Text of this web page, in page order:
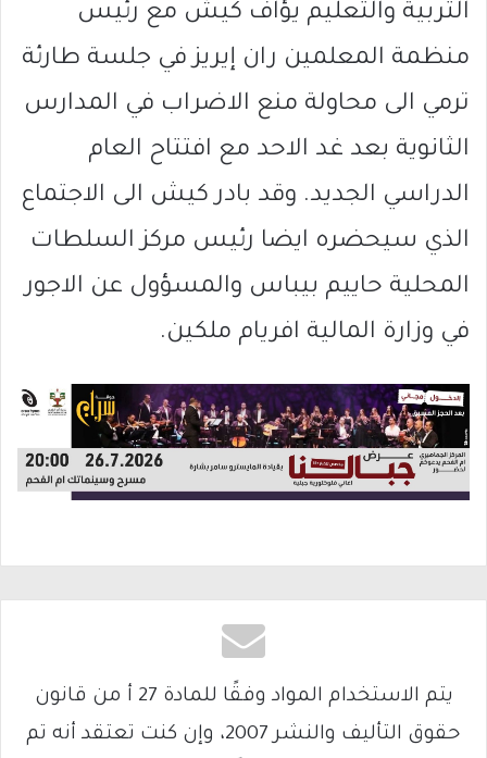
التربية والتعليم يؤاف كيش مع رئيس
منظمة المعلمين ران إيريز في جلسة طارئة
ترمي الى محاولة منع الاضراب في المدارس
الثانوية بعد غد الاحد مع افتتاح العام
الدراسي الجديد. وقد بادر كيش الى الاجتماع
الذي سيحضره ايضا رئيس مركز السلطات
المحلية حاييم بيباس والمسؤول عن الاجور
في وزارة المالية افريام ملكين.
يتم الاستخدام المواد وفقًا للمادة 27 أ من قانون
حقوق التأليف والنشر 2007، وإن كنت تعتقد أنه تم